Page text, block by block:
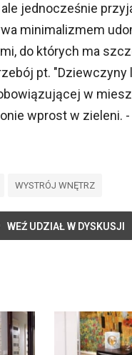
jednocześnie
minimalizmem
do których ma
pt. "Dziewczyny
w
wprost w zieleni.
WYSTRÓJ WNĘTRZ
WEŹ UDZIAŁ W DYSKUSJI